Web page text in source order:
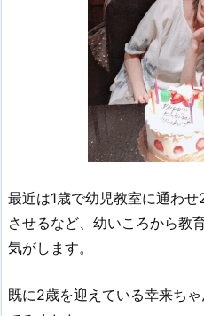
最近は1歳で幼児教室に通わ
させるなど、幼いころから教
気がします。
既に2歳を迎えている幸来ち